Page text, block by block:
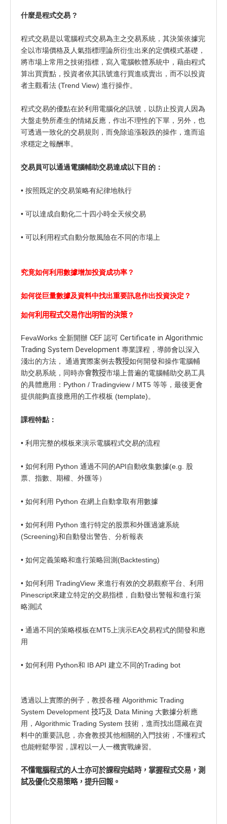
什麼是程式交易 ?
程式交易是以電腦程式交易為主之交易系統，其決策依據完
全以市場價格及人氣指標理論所衍生出來的定價模式基礎，
將市場上常用之技術指標，寫入電腦軟體系統中，藉由程式
算出買賣點，投資者依其訊號進行買進或賣出，而不以投資
者主觀看法 (Trend View) 進行操作。
程式交易的優點在於利用電腦化的訊號，以防止投資人因為
大盤走勢所產生的情緒反應，作出不理性的下單，另外，也
可透過一致化的交易規則，而免除追漲殺跌的操作，進而追
求穩定之報酬率。
交易員可以通過電腦輔助交易達成以下目的：
• 按照既定的交易策略有紀律地執行
• 可以達成自動化二十四小時全天候交易
• 可以利用程式自動分散風險在不同的市場上
究竟如何利用數據增加投資成功率？
如何從巨量數據及資料中找出重要訊息作出投資決定？
如何利用程式交易作出明智的決策？
FevaWorks 全新開辦 CEF 認可 Certificate in Algorithmic
Trading System Development 專業課程，導師會以深入
淺出的方法， 通過實際案例去教授如何開發和操作電腦輔
助交易系統，同時亦會教授市場上普遍的電腦輔助交易工具
的具體應用：Python / Tradingview / MT5 等等，最後更會
提供能夠直接應用的工作模板 (template)。
課程特點：
• 利用完整的模板來演示電腦程式交易的流程
• 如何利用 Python 通過不同的API自動收集數據(e.g. 股
票、指數、期權、外匯等）
• 如何利用 Python 在網上自動拿取有用數據
• 如何利用 Python 進行特定的股票和外匯過濾系統
(Screening)和自動發出警告、分析報表
• 如何定義策略和進行策略回測(Backtesting)
• 如何利用 TradingView 來進行有效的交易觀察平台、利用
Pinescript來建立特定的交易指標，自動發出警報和進行策
略測試
• 通過不同的策略模板在MT5上演示EA交易程式的開發和應
用
• 如何利用 Python和 IB API 建立不同的Trading bot
透過以上實際的例子，教授各種 Algorithmic Trading
System Development 技巧及 Data Mining 大數據分析應
用，Algorithmic Trading System 技術，進而找出隱藏在資
料中的重要訊息，亦會教授其他相關的入門技術，不懂程式
也能輕鬆學習，課程以一人一機實戰練習。
不懂電腦程式的人士亦可於課程完結時， 掌握程式交易，測
試及優化交易策略，提升回報。